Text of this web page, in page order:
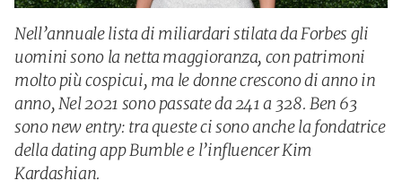
Nell’annuale lista di miliardari stilata da Forbes gli
uomini sono la netta maggioranza, con patrimoni
molto più cospicui, ma le donne crescono di anno in
anno, Nel 2021 sono passate da 241 a 328. Ben 63
sono new entry: tra queste ci sono anche la fondatrice
della dating app Bumble e l’influencer Kim
Kardashian.